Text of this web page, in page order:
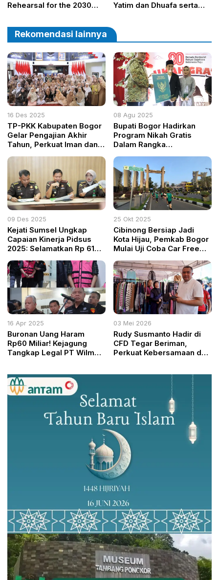
Rehearsal for the 2030
Yatim dan Dhuafa serta
Rekomendasi lainnya
16 Des 2025
TP-PKK Kabupaten Bogor
Gelar Pengajian Akhir
Tahun, Perkuat Iman dan
08 Agu 2025
Bupati Bogor Hadirkan
Program Nikah Gratis
Dalam Rangka
Kemerdekaan RI
09 Des 2025
Kejati Sumsel Ungkap
Capaian Kinerja Pidsus
2025: Selamatkan Rp 615
Sejumlah Kasus Besar
25 Okt 2025
Cibinong Bersiap Jadi
Kota Hijau, Pemkab Bogor
Mulai Uji Coba Car Free
16 Apr 2025
Buronan Uang Haram
Rp60 Miliar! Kejagung
Tangkap Legal PT Wilmar
03 Mei 2026
Rudy Susmanto Hadir di
CFD Tegar Beriman,
Perkuat Kebersamaan dan